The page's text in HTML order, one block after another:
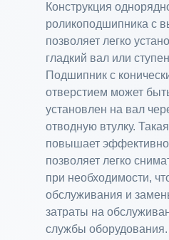
Конструкция
роликоподшипника с
позволяет легко
гладкий вал или
Подшипник с
отверстием может
установлен на вал
отводную втулку.
повышает
позволяет легко
при необходимости,
обслуживания и
затраты на
службы оборудования.